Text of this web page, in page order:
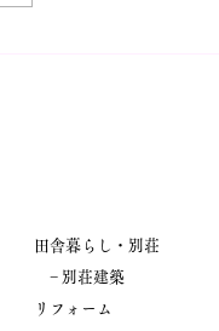
田舎暮らし・別荘
− 別荘建築
リフォーム